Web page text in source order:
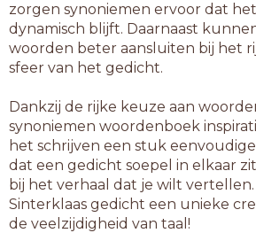
zorgen synoniemen ervoor dat
dynamisch blijft. Daarnaast
woorden beter aansluiten bij het
sfeer van het gedicht.
Dankzij de rijke keuze aan
synoniemen woordenboek
het schrijven een stuk
dat een gedicht soepel in elkaar
bij het verhaal dat je wilt
Sinterklaas gedicht een unieke
de veelzijdigheid van taal!